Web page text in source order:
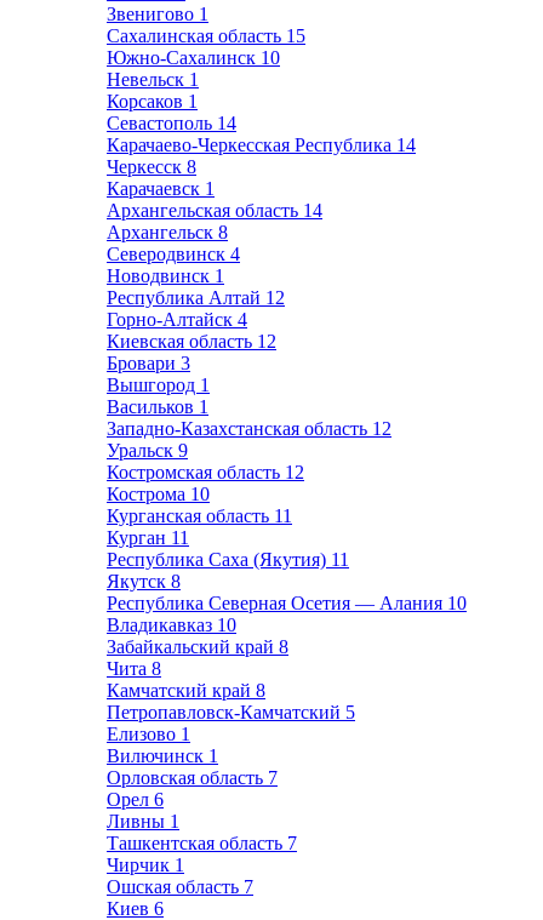
Звенигово 1
Сахалинская область 15
Южно-Сахалинск 10
Невельск 1
Корсаков 1
Севастополь 14
Карачаево-Черкесская Республика 14
Черкесск 8
Карачаевск 1
Архангельская область 14
Архангельск 8
Северодвинск 4
Новодвинск 1
Республика Алтай 12
Горно-Алтайск 4
Киевская область 12
Бровари 3
Вышгород 1
Васильков 1
Западно-Казахстанская область 12
Уральск 9
Костромская область 12
Кострома 10
Курганская область 11
Курган 11
Республика Саха (Якутия) 11
Якутск 8
Республика Северная Осетия — Алания 10
Владикавказ 10
Забайкальский край 8
Чита 8
Камчатский край 8
Петропавловск-Камчатский 5
Елизово 1
Вилючинск 1
Орловская область 7
Орел 6
Ливны 1
Ташкентская область 7
Чирчик 1
Ошская область 7
Киев 6